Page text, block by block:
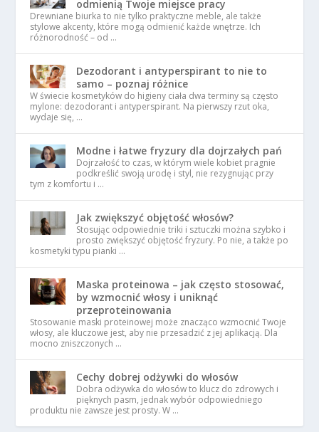
odmienią Twoje miejsce pracy
Drewniane biurka to nie tylko praktyczne meble, ale także
stylowe akcenty, które mogą odmienić każde wnętrze. Ich
różnorodność – od …
Dezodorant i antyperspirant to nie to
samo – poznaj różnice
W świecie kosmetyków do higieny ciała dwa terminy są często
mylone: dezodorant i antyperspirant. Na pierwszy rzut oka,
wydaje się, …
Modne i łatwe fryzury dla dojrzałych pań
Dojrzałość to czas, w którym wiele kobiet pragnie
podkreślić swoją urodę i styl, nie rezygnując przy
tym z komfortu i …
Jak zwiększyć objętość włosów?
Stosując odpowiednie triki i sztuczki można szybko i
prosto zwiększyć objętość fryzury. Po nie, a także po
kosmetyki typu pianki …
Maska proteinowa – jak często stosować,
by wzmocnić włosy i uniknąć
przeproteinowania
Stosowanie maski proteinowej może znacząco wzmocnić Twoje
włosy, ale kluczowe jest, aby nie przesadzić z jej aplikacją. Dla
mocno zniszczonych …
Cechy dobrej odżywki do włosów
Dobra odżywka do włosów to klucz do zdrowych i
pięknych pasm, jednak wybór odpowiedniego
produktu nie zawsze jest prosty. W …